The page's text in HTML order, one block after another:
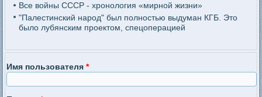
Все войны СССР - хронология «мирной жизни»
"Палестинский народ" был полностью выдуман КГБ. Это
было лубянским проектом, спецоперацией
Имя пользователя*